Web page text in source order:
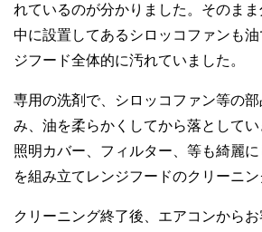
れているのが分かりました。そのまま
中に設置してあるシロッコファンも
ジフード全体的に汚れていました。
専用の洗剤で、シロッコファン等の
み、油を柔らかくしてから落として
照明カバー、フィルター、等も綺麗
を組み立てレンジフードのクリーニン
クリーニング終了後、エアコンから